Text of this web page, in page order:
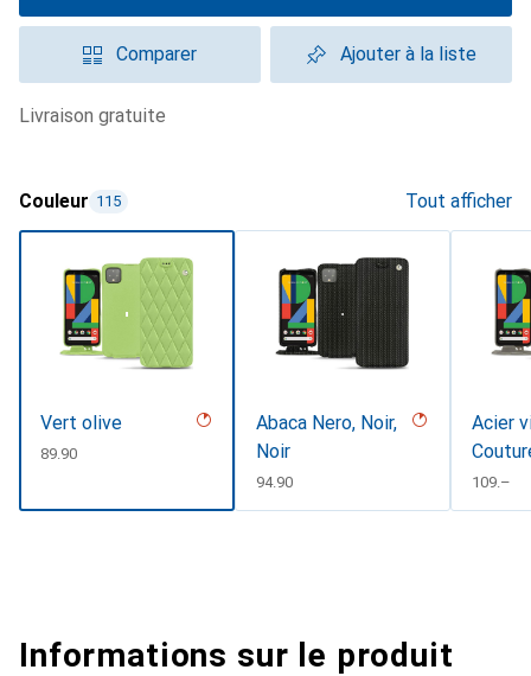
Comparer Ajouter à la liste
livraison gratuite
Couleur 115 Tout afficher
Vert olive
CHF
89.90
Abaca Nero, Noir,
Noir
CHF
94.90
Acier
CHF
109.–
Informations sur le produit